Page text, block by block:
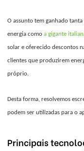
O assunto tem ganhado
energia como a gigante
solar e oferecido descontos
clientes que produzirem
próprio.
Desta forma, resolvemos
podem ser utilizadas para o
Principais